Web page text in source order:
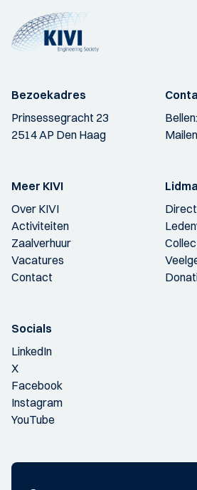
Bezoekadres
Prinsessegracht 23
2514 AP Den Haag
Bellen:
Meer KIVI
Over KIVI
Activiteiten
Zaalverhuur
Vacatures
Contact
Socials
LinkedIn
X
Facebook
Instagram
YouTube